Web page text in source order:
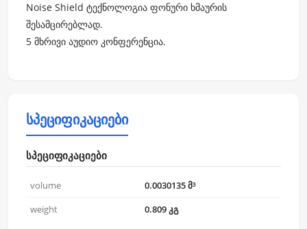
Noise Shield ტექნოლოგია ფონური ხმაურის
შესამცირებლად.
5 მხრივი აუდიო კონფერენცია.
სპეციფიკაციები
სპეციფიკაციები
volume
0.0030135 მ³
weight
0.809 კგ